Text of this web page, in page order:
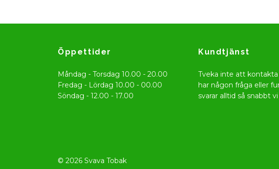
Öppettider
Måndag - Torsdag 10.00 - 20.00
Fredag - Lördag 10.00 - 00.00
Söndag - 12.00 - 17.00
Kundtjänst
Tveka inte att
har någon fråga eller
svarar alltid så snabbt vi
© 2026 Svava Tobak